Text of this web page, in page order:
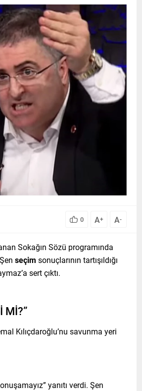
0 A+ A-
Sokağın Sözü programında
seçim sonuçlarının tartışıldığı
sert çıktı.
Mİ?”
Kılıçdaroğlu’nu savunma yeri
yanıtı verdi. Şen